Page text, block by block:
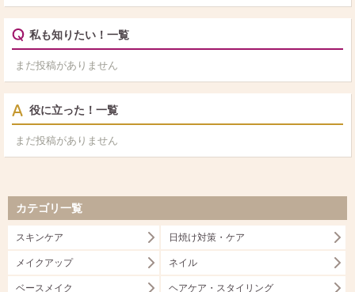
私も知りたい！一覧
まだ投稿がありません
役に立った！一覧
まだ投稿がありません
カテゴリ一覧
スキンケア 日焼け対策・ケア
メイクアップ ネイル
ベースメイク ヘアケア・スタイリング